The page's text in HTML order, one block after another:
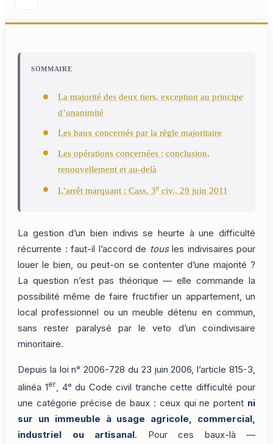
SOMMAIRE
La majorité des deux tiers, exception au principe
d’unanimité
Les baux concernés par la règle majoritaire
Les opérations concernées : conclusion,
renouvellement et au-delà
L’arrêt marquant : Cass. 3eciv., 29 juin 2011
La gestion d’un bien indivis se heurte à une difficulté
récurrente : faut-il l’accord de tousles indivisaires pour
louer le bien, ou peut-on se contenter d’une majorité ?
La question n’est pas théorique — elle commande la
possibilité même de faire fructifier un appartement, un
local professionnel ou un meuble détenu en commun,
sans rester paralysé par le veto d’un coïndivisaire
minoritaire.
Depuis la loi n° 2006-728 du 23 juin 2006, l’article 815-3,
alinéa 1er, 4° du Code civil tranche cette difficulté pour
une catégorie précise de baux : ceux qui ne portent ni
sur un immeuble à usage agricole, commercial,
industriel ou artisanal. Pour ces baux-là —